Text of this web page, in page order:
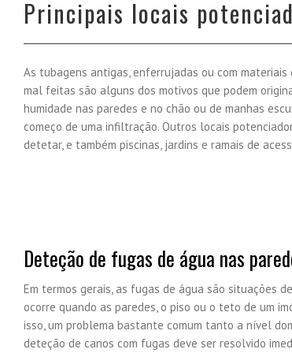
Principais locais
As tubagens antigas, enferrujadas ou com
mal feitas são alguns dos motivos que podem
humidade nas paredes e no chão ou de manhas
começo de uma infiltração. Outros locais
detetar, e também piscinas, jardins e ramais de
Deteção de fugas de água nas
Em termos gerais, as fugas de água são situações
ocorre quando as paredes, o piso ou o teto de um
isso, um problema bastante comum tanto a nível
deteção de canos com fugas deve ser resolvido